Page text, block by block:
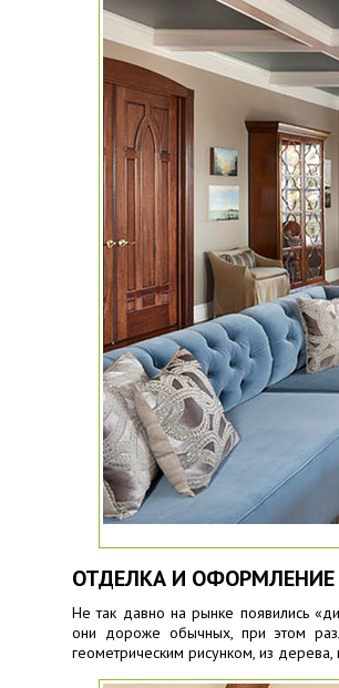
ОТДЕЛКА И
Не так давно на рынке появились
они дороже обычных, при этом
геометрическим рисунком, из